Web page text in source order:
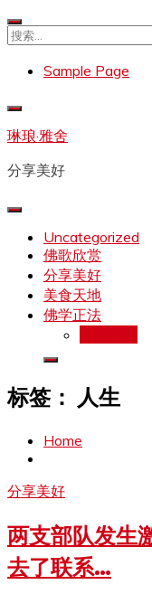
Skip
to
搜
Sample Page
琳琅·雅舍
分享美好
Uncategorized
佛歌欣赏
分享美好
美食天地
佛学正法
标签： 人生
Home
分享美好
两支部队发生
去了联系…